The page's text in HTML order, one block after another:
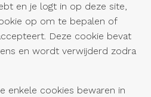
en je logt in op deze site,
op om te bepalen of
Deze cookie bevat
en wordt verwijderd zodra
enkele cookies bewaren in